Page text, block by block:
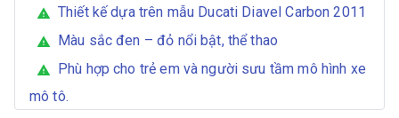
warning Thiết kế dựa trên mẫu Ducati Diavel Carbon 2011
warning Màu sắc đen – đỏ nổi bật, thể thao
warning
Phù hợp cho trẻ em và người sưu tầm mô hình xe
mô tô.